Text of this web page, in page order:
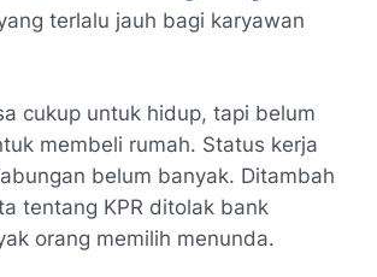
terlalu jauh bagi karyawan
cukup untuk hidup, tapi belum
membeli rumah. Status kerja
belum banyak. Ditambah
tentang KPR ditolak bank
orang memilih menunda.